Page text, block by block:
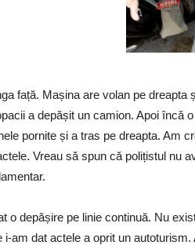
față. Mașina are volan pe
a depășit un camion. Apoi încă
pornite și a tras pe dreapta. Am
Vreau să spun că polițistul nu
o depășire pe linie continuă. Nu
i-am dat actele a oprit un